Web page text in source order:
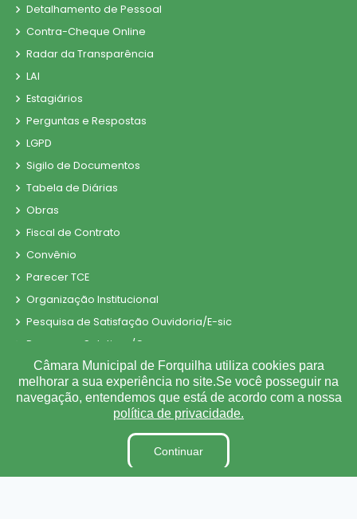
Detalhamento de Pessoal
Contra-Cheque Online
Radar da Transparência
LAI
Estagiários
Perguntas e Respostas
LGPD
Sigilo de Documentos
Tabela de Diárias
Obras
Fiscal de Contrato
Convênio
Parecer TCE
Organização Institucional
Pesquisa de Satisfação Ouvidoria/E-sic
Processos Seletivos/Concursos
Processo de Contratação Eletrônico
Tabela de Diárias
Relatório de Gestão Municipal
Verbas Indenizatórias
Câmara Municipal de Forquilha utiliza cookies para
melhorar a sua experiência no site.Se você posseguir na
navegação, entendemos que está de acordo com a nossa
política de privacidade.
Continuar